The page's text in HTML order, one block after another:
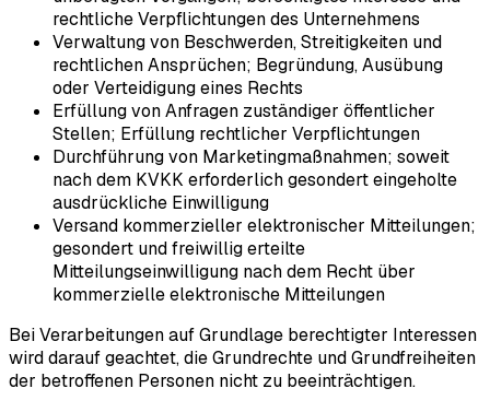
rechtliche Verpflichtungen des Unternehmens
Verwaltung von Beschwerden, Streitigkeiten und
rechtlichen Ansprüchen; Begründung, Ausübung
oder Verteidigung eines Rechts
Erfüllung von Anfragen zuständiger öffentlicher
Stellen; Erfüllung rechtlicher Verpflichtungen
Durchführung von Marketingmaßnahmen; soweit
nach dem KVKK erforderlich gesondert eingeholte
ausdrückliche Einwilligung
Versand kommerzieller elektronischer Mitteilungen;
gesondert und freiwillig erteilte
Mitteilungseinwilligung nach dem Recht über
kommerzielle elektronische Mitteilungen
Bei Verarbeitungen auf Grundlage berechtigter Interessen
wird darauf geachtet, die Grundrechte und Grundfreiheiten
der betroffenen Personen nicht zu beeinträchtigen.